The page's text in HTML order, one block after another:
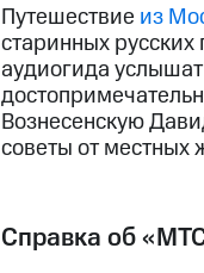
Путешествие из
старинных
аудиогида
Вознесенскую
советы от местных
Справка об